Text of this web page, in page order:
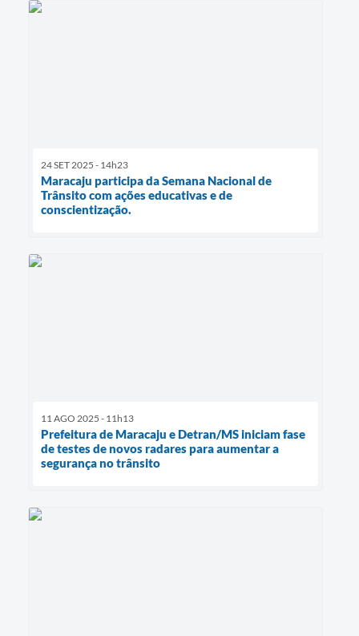
24 SET 2025 - 14h23
Maracaju participa da Semana Nacional de
Trânsito com ações educativas e de
conscientização.
11 AGO 2025 - 11h13
Prefeitura de Maracaju e Detran/MS iniciam fase
de testes de novos radares para aumentar a
segurança no trânsito